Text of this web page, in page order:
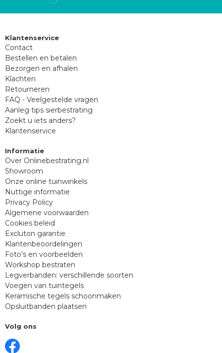
Klantenservice
Contact
Bestellen en betalen
Bezorgen en afhalen
Klachten
Retourneren
FAQ - Veelgestelde vragen
Aanleg tips sierbestrating
Zoekt u iets anders?
Klantenservice
Informatie
Over Onlinebestrating.nl
Showroom
Onze online tuinwinkels
Nuttige informatie
Privacy Policy
Algemene voorwaarden
Cookies beleid
Excluton garantie
Klantenbeoordelingen
Foto's en voorbeelden
Workshop bestraten
Legverbanden: verschillende soorten
Voegen van tuintegels
Keramische tegels schoonmaken
Opsluitbanden plaatsen
Volg ons